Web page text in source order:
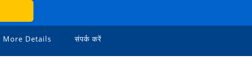
More Details संपर्क करें